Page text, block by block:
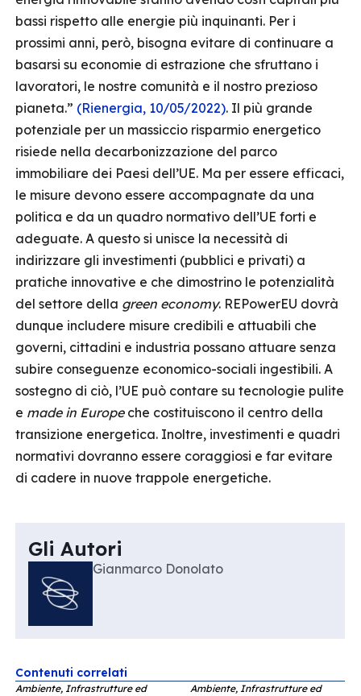
bassi rispetto alle energie più inquinanti. Per i
prossimi anni, però, bisogna evitare di continuare a
basarsi su economie di estrazione che sfruttano i
lavoratori, le nostre comunità e il nostro prezioso
pianeta.” (Rienergia, 10/05/2022). Il più grande
potenziale per un massiccio risparmio energetico
risiede nella decarbonizzazione del parco
immobiliare dei Paesi dell’UE. Ma per essere efficaci,
le misure devono essere accompagnate da una
politica e da un quadro normativo dell’UE forti e
adeguate. A questo si unisce la necessità di
indirizzare gli investimenti (pubblici e privati) a
pratiche innovative e che dimostrino le potenzialità
del settore della green economy. REPowerEU dovrà
dunque includere misure credibili e attuabili che
governi, cittadini e industria possano attuare senza
subire conseguenze economico-sociali ingestibili. A
sostegno di ciò, l’UE può contare su tecnologie pulite
e made in Europeche costituiscono il centro della
transizione energetica. Inoltre, investimenti e quadri
normativi dovranno essere coraggiosi e far evitare
di cadere in nuove trappole energetiche.
Gli Autori
Gianmarco Donolato
Contenuti correlati
Ambiente, Infrastrutture ed
Ambiente, Infrastrutture ed